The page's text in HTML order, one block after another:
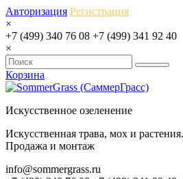
Авторизация Регистрация
×
+7 (499) 340 76 08 +7 (499) 341 92 40
×
Корзина
Искусственное озеленение
Искусственная трава, мох и растения.
Продажа и монтаж
info@sommergrass.ru